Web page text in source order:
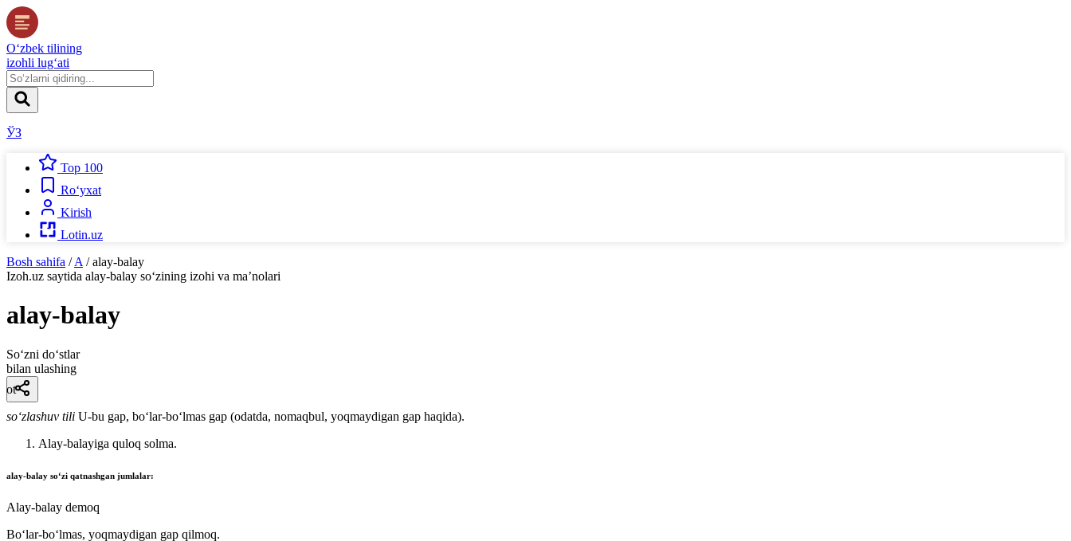
O‘zbek tilining
izohli lug‘ati
ЎЗ
Top 100
Ro‘yxat
Kirish
Lotin.uz
Bosh sahifa / A / alay-balay
Izoh.uz saytida alay-balay so‘zining izohi va ma’nolari
alay-balay
So‘zni do‘stlar
bilan ulashing
ot
so‘zlashuv tili U-bu gap, boʻlar-boʻlmas gap (odatda, nomaqbul, yoqmaydigan gap haqida).
Alay-balayiga quloq solma.
alay-balay soʻzi qatnashgan jumlalar:
Alay-balay demoq
Boʻlar-boʻlmas, yoqmaydigan gap qilmoq.